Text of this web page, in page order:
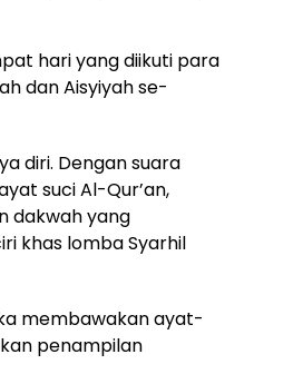
hari yang diikuti para
dan Aisyiyah se-
diri. Dengan suara
suci Al-Qur’an,
dakwah yang
khas lomba Syarhil
membawakan ayat-
penampilan